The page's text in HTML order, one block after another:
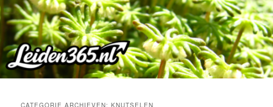
Spring
naar
primaire
inhoud
Spring
naar
secundaire
inhoud
CATEGORIE ARCHIEVEN:KNUTSELEN